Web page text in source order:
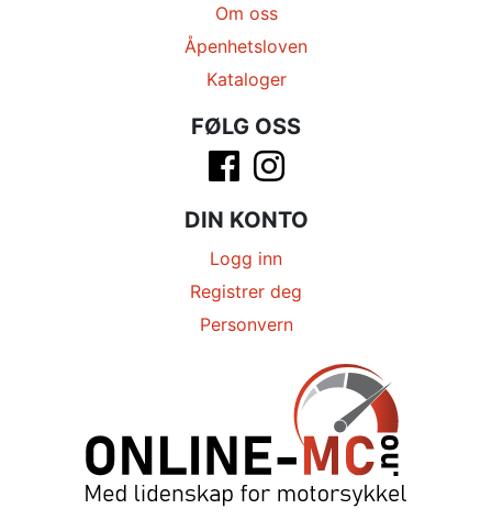
Om oss
Åpenhetsloven
Kataloger
FØLG OSS
DIN KONTO
Logg inn
Registrer deg
Personvern